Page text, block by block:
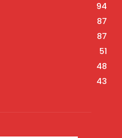
94
87
87
51
48
43